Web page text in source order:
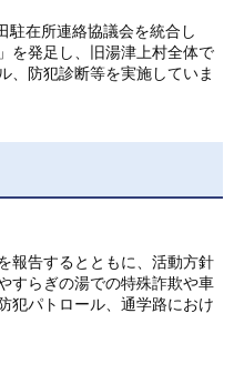
駐在所連絡協議会を統合し
を発足し、旧湯津上村全体で
、防犯診断等を実施していま
報告するとともに、活動方針
すらぎの湯での特殊詐欺や車
犯パトロール、通学路におけ